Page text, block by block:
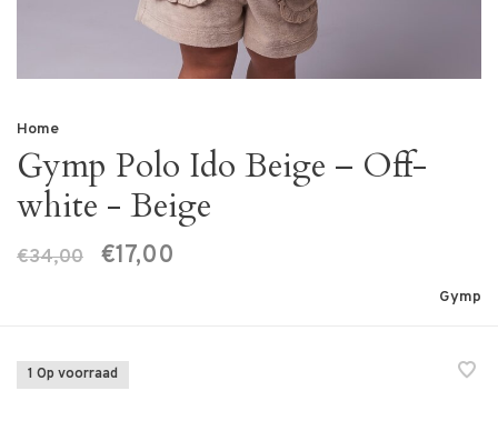
Home
Gymp Polo Ido Beige – Off-
white - Beige
€34,00 €17,00
Gymp
1 Op voorraad